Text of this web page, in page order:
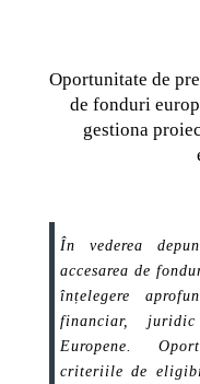
Oportunitate de
de fonduri
gestiona
În vederea
accesarea de
înțelegere
financiar,
Europene.
criteriile de